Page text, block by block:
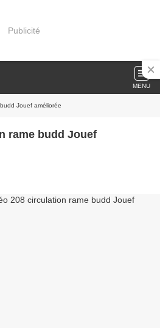
Publicité
MENU
Jouef améliorée
rame budd Jouef